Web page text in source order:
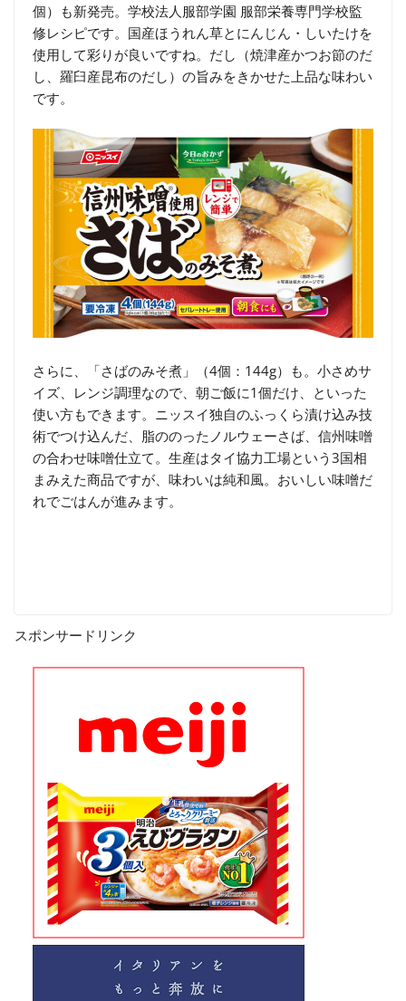
個）も新発売。学校法人服部学園 服部栄養専門学校監
修レシピです。国産ほうれん草とにんじん・しいたけを
使用して彩りが良いですね。だし（焼津産かつお節のだ
し、羅臼産昆布のだし）の旨みをきかせた上品な味わい
です。
さらに、「さばのみそ煮」（4個：144g）も。小さめサ
イズ、レンジ調理なので、朝ご飯に1個だけ、といった
使い方もできます。ニッスイ独自のふっくら漬け込み技
術でつけ込んだ、脂ののったノルウェーさば、信州味噌
の合わせ味噌仕立て。生産はタイ協力工場という3国相
まみえた商品ですが、味わいは純和風。おいしい味噌だ
れでごはんが進みます。
スポンサードリンク